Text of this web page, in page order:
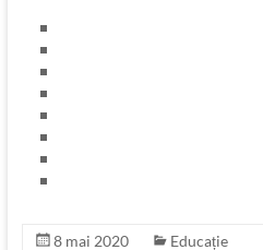
8 mai 2020 Educație